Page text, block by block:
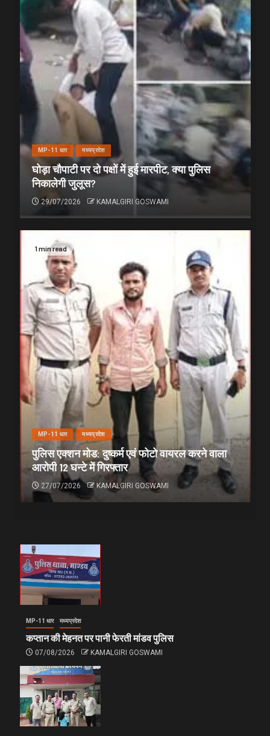
MP-11 धार मध्यप्रदेश
घोड़ा चौपाटी पर दो पक्षों में हुई मारपीट, क्या पुलिस
निकालेगी जुलूस?
29/07/2026 KAMALGIRI GOSWAMI
1 min read
MP-11 धार मध्यप्रदेश
पुलिस एक्शन मोड: दुष्कर्म एवं फोटो वायरल करने वाला
आरोपी 12 घन्टे में गिरफ्तार
27/07/2026 KAMALGIRI GOSWAMI
MP-11 धार मध्यप्रदेश
कप्तान की मेहनत पर पानी फेरती मांडव पुलिस
07/08/2026 KAMALGIRI GOSWAMI